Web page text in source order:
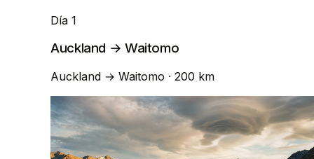
Día 1
Auckland → Waitomo
Auckland → Waitomo · 200 km